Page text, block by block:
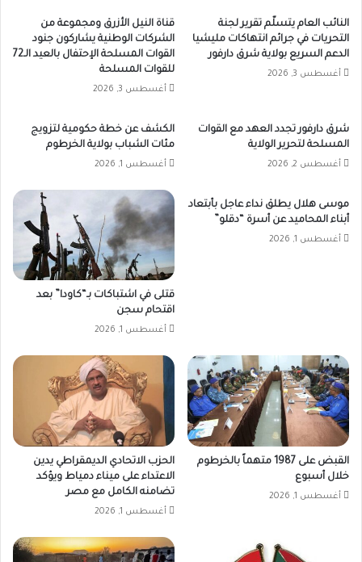
النائب العام يتسلّم تقرير لجنة
التحريات في جرائم انتهاكات مليشيا
الدعم السريع بولاية شرق دارفور
أغسطس 3, 2026
قناة النيل الأزرق ومجموعة من
الشركات الوطنية يشاركون جنود
القوات المسلحة الإحتفال بالعيد الـ72
للقوات المسلحة
أغسطس 3, 2026
شرق دارفور تجدد العهد مع القوات
المسلحة لتحرير الولاية
أغسطس 2, 2026
الكشف عن خطة حكومية لتزويج
مئات الشباب بولاية الخرطوم
أغسطس 1, 2026
موسى هلال يطلق نداء عاجل بأبتعاد
أبناء المحاميد عن أسرة “دقلو”
أغسطس 1, 2026
قتلى في اشتباكات بـ“كاودا” بعد
اقتحام سجن
أغسطس 1, 2026
القبض على 1987 متهماً بالخرطوم
خلال أسبوع
أغسطس 1, 2026
الحزب الاتحادي الديمقراطي يدين
الاعتداء على ميناء دمياط ويؤكد
تضامنه الكامل مع مصر
أغسطس 1, 2026